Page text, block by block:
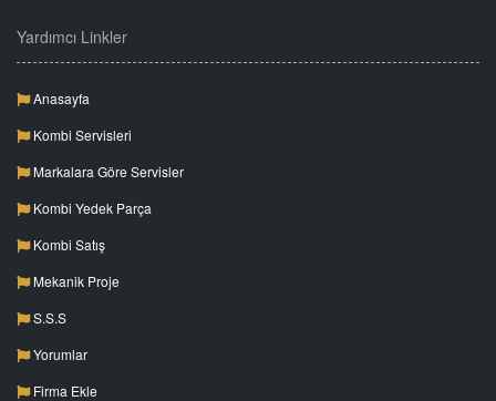
Yardımcı Linkler
Anasayfa
Kombi Servisleri
Markalara Göre Servisler
Kombi Yedek Parça
Kombi Satış
Mekanik Proje
S.S.S
Yorumlar
Firma Ekle